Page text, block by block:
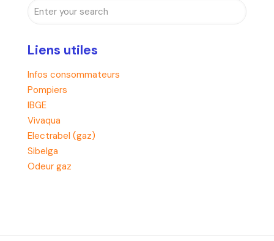
Liens utiles
Infos consommateurs
Pompiers
IBGE
Vivaqua
Electrabel (gaz)
Sibelga
Odeur gaz